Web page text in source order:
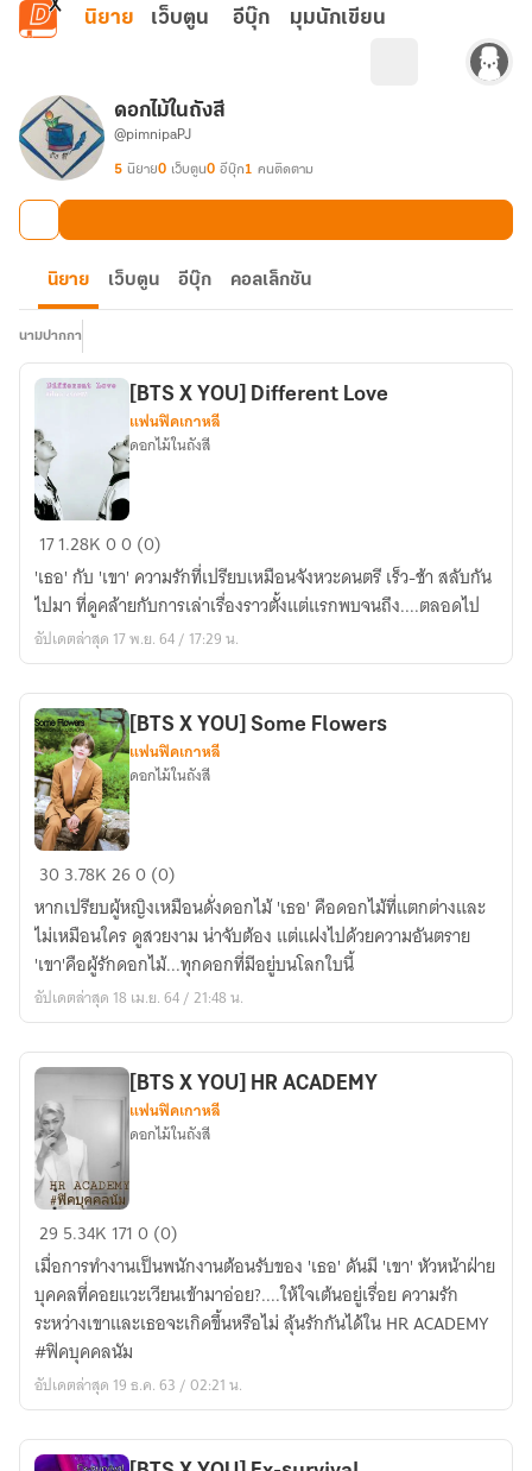
ข้ามไปยังเนื้อหาหลัก
นิยาย เว็บตูน อีบุ๊ก มุมนักเขียน
ดอกไม้ในถังสี
@pimnipaPJ
5 นิยาย0 เว็บตูน0 อีบุ๊ก1 คนติดตาม
นิยาย เว็บตูน อีบุ๊ก คอลเล็กชัน
นามปากกา
[BTS
YOU]​
Different
Love
[BTS X YOU]​ Different Love
แฟนฟิคเกาหลี
ดอกไม้ในถังสี
171.28K00 (0)
'เธอ'​ กับ 'เขา'​ ความรักที่เปรียบเหมือนจังหวะดนตรี เร็ว-ช้า สลับกัน
ไปมา ที่ดูคล้ายกับการเล่าเรื่องราวตั้งแต่แรกพบจนถึง....ตลอดไป
อัปเดตล่าสุด 17 พ.ย. 64 / 17:29 น.
[BTS
YOU]
Some
Flowers
[BTS X YOU] Some Flowers
แฟนฟิคเกาหลี
ดอกไม้ในถังสี
303.78K260 (0)
หากเปรียบผู้หญิงเหมือนดั่งดอกไม้ 'เธอ' คือดอกไม้ที่แตกต่างและ
ไม่เหมือนใคร ดูสวยงาม น่าจับต้อง แต่แฝงไปด้วยความอันตราย
'เขา'คือผู้รักดอกไม้...ทุกดอกที่มีอยู่บนโลกใบนี้
อัปเดตล่าสุด 18 เม.ย. 64 / 21:48 น.
[BTS
X
YOU]​
HR
ACADEMY
[BTS X YOU]​ HR ACADEMY
แฟนฟิคเกาหลี
ดอกไม้ในถังสี
29 5.34K 1710 (0)
เมื่อการทำงานเป็นพนักงานต้อนรับของ 'เธอ'​ ดันมี 'เขา'​ หัวหน้าฝ่าย
บุคคลที่คอยแวะเวียนเข้ามาอ่อย?....ให้ใจเต้นอยู่เรื่อย ความรัก
ระหว่างเขาและเธอจะเกิดขึ้นหรือไม่ ลุ้นรักกันได้ใน HR ACADEMY
#ฟิคบุคคลนัม
อัปเดตล่าสุด 19 ธ.ค. 63 / 02:21 น.